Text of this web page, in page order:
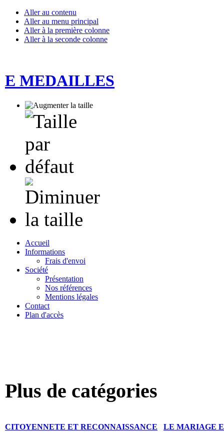
Aller au contenu
Aller au menu principal
Aller à la première colonne
Aller à la seconde colonne
E MEDAILLES
Accueil
Informations
Frais d'envoi
Société
Présentation
Nos références
Mentions légales
Contact
Plan d'accès
Plus de catégories
CITOYENNETE ET RECONNAISSANCE LE MARIAGE